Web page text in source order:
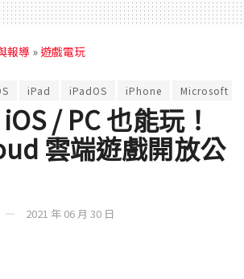
報導 »遊戲電玩
iPad iPadOS iPhone Microsoft
/ PC 也能玩！
雲端遊戲開放公
2021 年 06 月 30 日